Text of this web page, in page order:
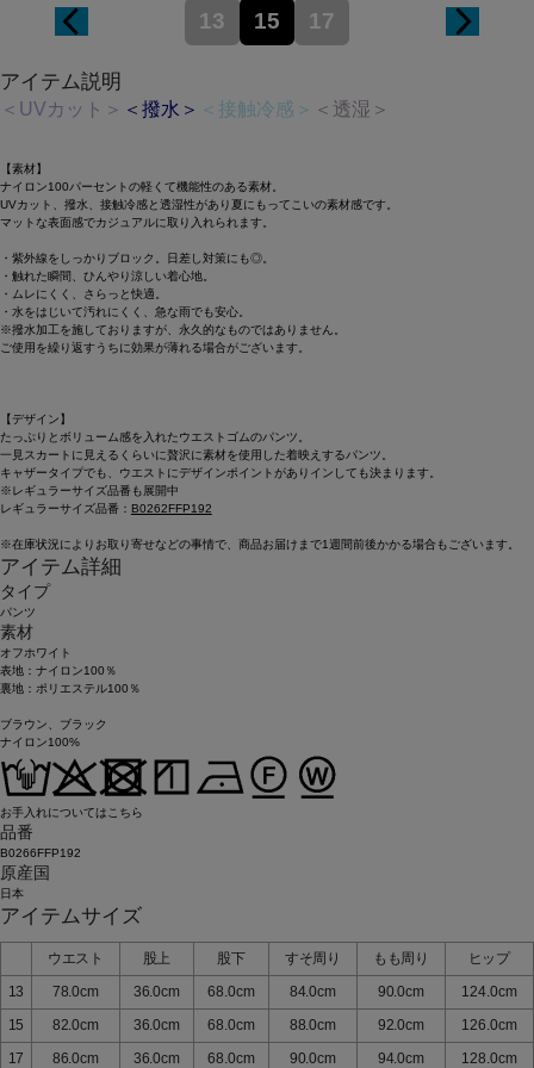
13 15 17
アイテム説明
＜UVカット＞ ＜撥水＞ ＜接触冷感＞ ＜透湿＞
【素材】
ナイロン100パーセントの軽くて機能性のある素材。
UVカット、撥水、接触冷感と透湿性があり夏にもってこいの素材感です。
マットな表面感でカジュアルに取り入れられます。
・紫外線をしっかりブロック。日差し対策にも◎。
・触れた瞬間、ひんやり涼しい着心地。
・ムレにくく、さらっと快適。
・水をはじいて汚れにくく、急な雨でも安心。
※撥水加工を施しておりますが、永久的なものではありません。
ご使用を繰り返すうちに効果が薄れる場合がございます。
【デザイン】
たっぷりとボリューム感を入れたウエストゴムのパンツ。
一見スカートに見えるくらいに贅沢に素材を使用した着映えするパンツ。
キャザータイプでも、ウエストにデザインポイントがありインしても決まります。
※レギュラーサイズ品番も展開中
レギュラーサイズ品番： B0262FFP192
※在庫状況によりお取り寄せなどの事情で、商品お届けまで1週間前後かかる場合もございます。
アイテム詳細
タイプ
パンツ
素材
オフホワイト
表地：ナイロン100％
裏地：ポリエステル100％
ブラウン、ブラック
ナイロン100%
お手入れについてはこちら
品番
B0266FFP192
原産国
日本
アイテムサイズ
ウエスト 股上 股下 すそ周り もも周り
ヒップ
13
78.0cm 36.0cm 68.0cm 84.0cm 90.0cm
124.0cm
15
82.0cm 36.0cm 68.0cm 88.0cm 92.0cm
126.0cm
17
86.0cm 36.0cm 68.0cm 90.0cm 94.0cm 128.0cm